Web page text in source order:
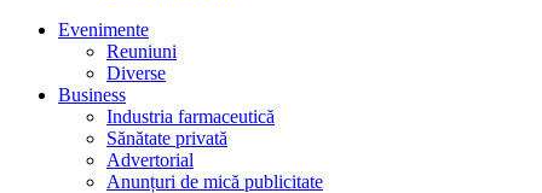
Evenimente
Reuniuni
Diverse
Business
Industria farmaceutică
Sănătate privată
Advertorial
Anunțuri de mică publicitate